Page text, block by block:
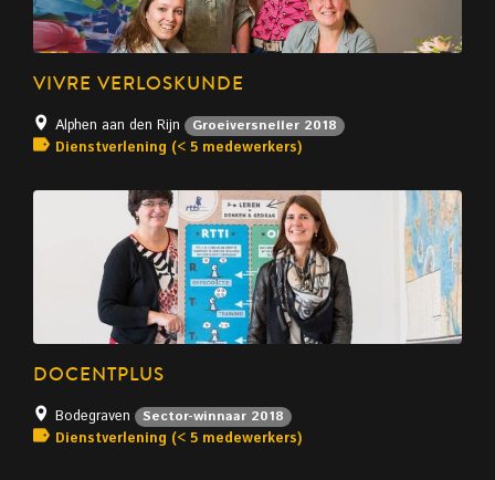
VIVRE VERLOSKUNDE
Alphen aan den Rijn Groeiversneller 2018
Dienstverlening (< 5 medewerkers)
DOCENTPLUS
Bodegraven Sector-winnaar 2018
Dienstverlening (< 5 medewerkers)